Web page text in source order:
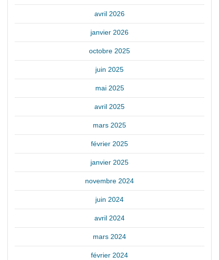
avril 2026
janvier 2026
octobre 2025
juin 2025
mai 2025
avril 2025
mars 2025
février 2025
janvier 2025
novembre 2024
juin 2024
avril 2024
mars 2024
février 2024